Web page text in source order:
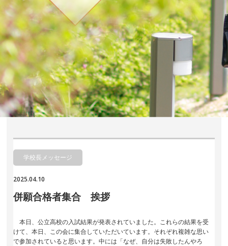
学校長メッセージ
2025.04.10
併願合格者集合 挨拶
本日、公立高校の入試結果が発表されていました。これらの結果を受
けて、本日、この会に集合していただいています。それぞれ複雑な思い
で参加されていると思います。中には「なぜ、自分は失敗したんやろ